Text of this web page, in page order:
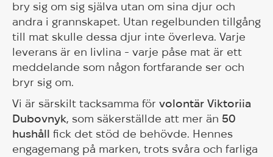
bry sig om sig själva utan om sina djur och
andra i grannskapet. Utan regelbunden tillgång
till mat skulle dessa djur inte överleva. Varje
leverans är en livlina - varje påse mat är ett
meddelande som någon fortfarande ser och
bryr sig om.
Vi är särskilt tacksamma för volontär Viktoriia
Dubovnyk, som säkerställde att mer än 50
hushåll fick det stöd de behövde. Hennes
engagemang på marken, trots svåra och farliga